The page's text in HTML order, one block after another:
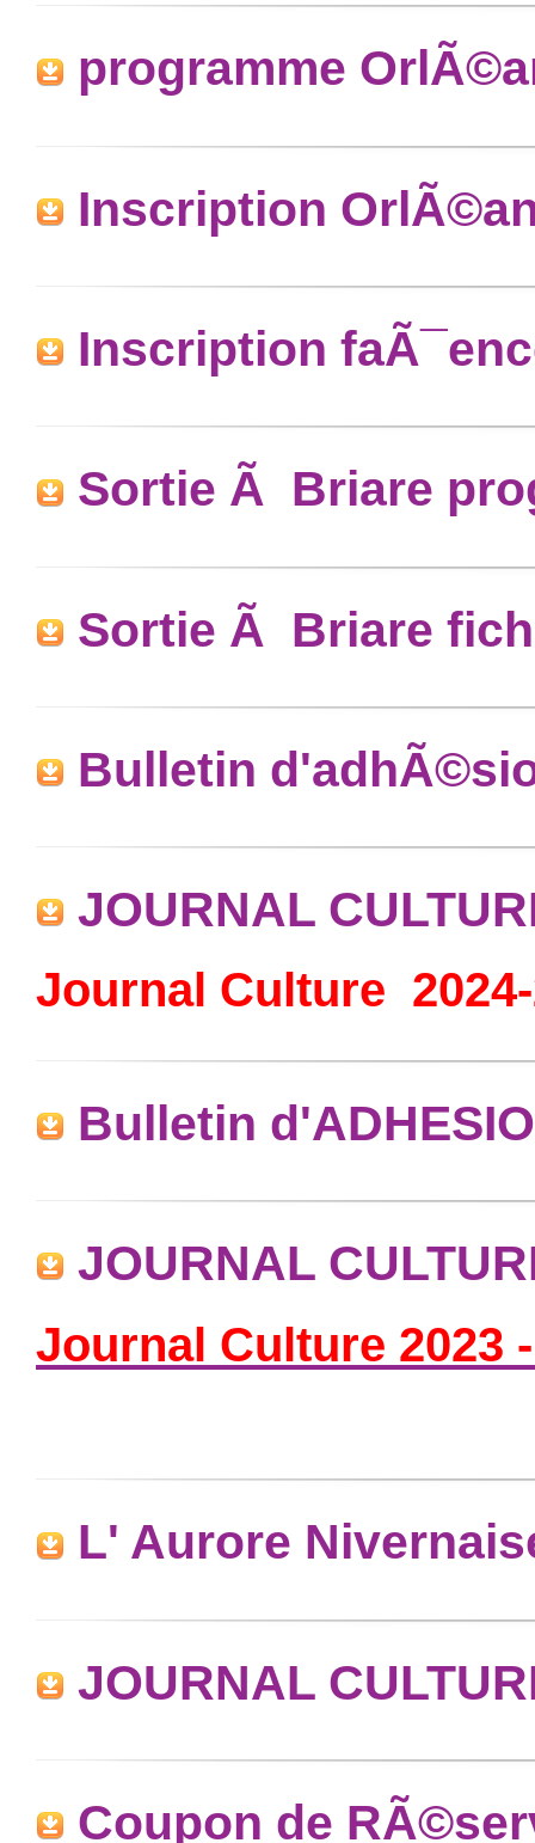
programme
Inscription
Inscription
Sortie Ã Briare
Sortie Ã Briare
Bulletin
JOURNAL
Journal Culture
Bulletin
JOURNAL
Journal Culture 2023
L' Aurore
JOURNAL
Coupon de